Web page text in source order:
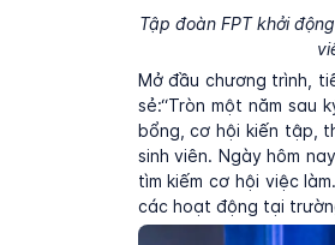
Tập đoàn FPT khởi
Mở đầu chương trình,
sẻ:“Tròn một năm
bổng, cơ hội kiến tập,
sinh viên. Ngày hôm
tìm kiếm cơ hội việc
các hoạt động tại